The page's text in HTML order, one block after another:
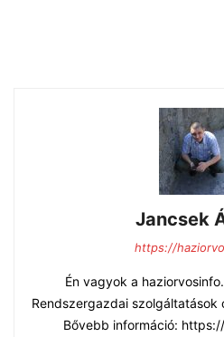
Jancsek
https://
Én vagyok a
Rendszergazdai szolgáltatások
Bővebb információ: